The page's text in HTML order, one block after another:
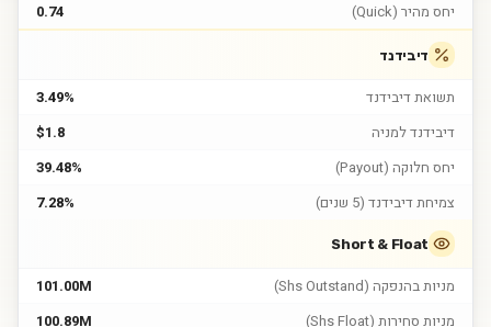
יחס מהיר (Quick)
0.74
דיבידנד
תשואת דיבידנד
3.49%
דיבידנד למניה
$1.8
יחס חלוקה (Payout)
39.48%
צמיחת דיבידנד (5 שנים)
7.28%
Short & Float
מניות בהנפקה (Shs Outstand)
101.00M
מניות סחירות (Shs Float)
100.89M